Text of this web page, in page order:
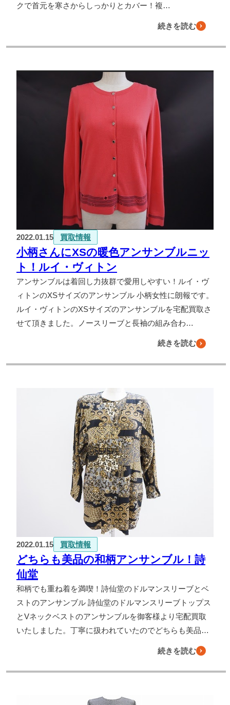
クで首元を寒さからしっかりとカバー！複…
続きを読む
2022.01.15 買取情報
小柄さんにXSの暖色アンサンブルニッ
ト！ルイ・ヴィトン
アンサンブルは着回し力抜群で愛用しやすい！ルイ・ヴ
ィトンのXSサイズのアンサンブル 小柄女性に朗報です。
ルイ・ヴィトンのXSサイズのアンサンブルを宅配買取さ
せて頂きました。ノースリーブと長袖の組み合わ…
続きを読む
2022.01.15 買取情報
どちらも美品の和柄アンサンブル！詩
仙堂
和柄でも重ね着を満喫！詩仙堂のドルマンスリーブとベ
ストのアンサンブル 詩仙堂のドルマンスリーブトップス
とVネックベストのアンサンブルを御客様より宅配買取
いたしました。丁寧に扱われていたのでどちらも美品…
続きを読む